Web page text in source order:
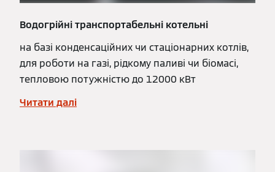
Водогрійні транспортабельні котельні
на базі конденсаційних чи стаціонарних котлів,
для роботи на газі, рідкому паливі чи біомасі,
тепловою потужністю до 12000 кВт
Читати далі